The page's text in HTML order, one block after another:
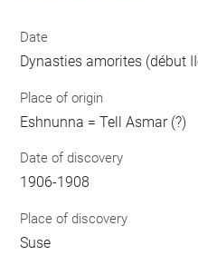
Date
Dynasties amorites (début
Place of origin
Eshnunna = Tell Asmar (?)
Date of discovery
1906-1908
Place of discovery
Suse